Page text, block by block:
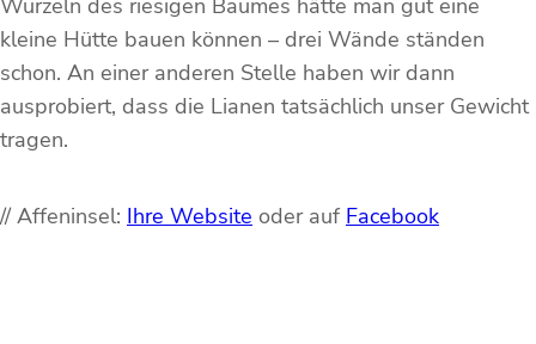
Wurzeln des riesigen Baumes hätte man gut eine
kleine Hütte bauen können – drei Wände ständen
schon. An einer anderen Stelle haben wir dann
ausprobiert, dass die Lianen tatsächlich unser Gewicht
tragen.
// Affeninsel: Ihre Website oder auf Facebook